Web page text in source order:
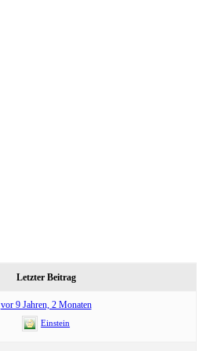
Letzter Beitrag
vor 9 Jahren, 2 Monaten
Einstein